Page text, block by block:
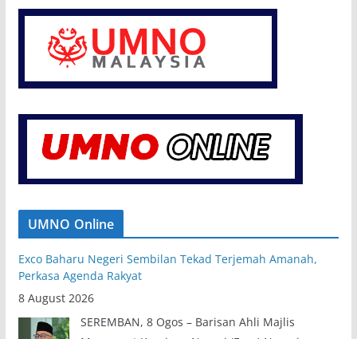
UMNO Online
Exco Baharu Negeri Sembilan Tekad Terjemah Amanah,
Perkasa Agenda Rakyat
8 August 2026
SEREMBAN, 8 Ogos – Barisan Ahli Majlis
Mesyuarat Kerajaan Negeri (Exco) Negeri